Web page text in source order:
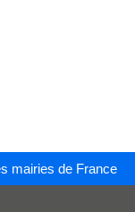
mairies de France